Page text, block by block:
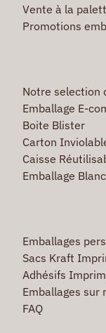
Vente à la
Promotions
Notre selection
Emballage E-
Boite Blister
Carton
Caisse
Emballage Blanc
Emballages
Sacs Kraft
Adhésifs
Emballages sur
FAQ